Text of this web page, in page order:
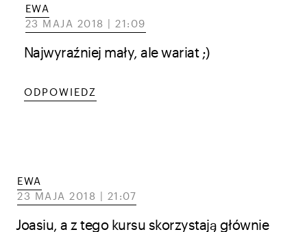
EWA
23 MAJA 2018 | 21:09
Najwyraźniej mały, ale wariat ;)
ODPOWIEDZ
EWA
23 MAJA 2018 | 21:07
Joasiu, a z tego kursu skorzystają głównie